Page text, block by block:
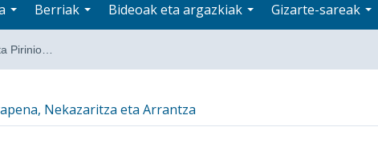
Berriak Bideoak eta argazkiak Gizarte-sareak
Pirinio…
Nekazaritza eta Arrantza